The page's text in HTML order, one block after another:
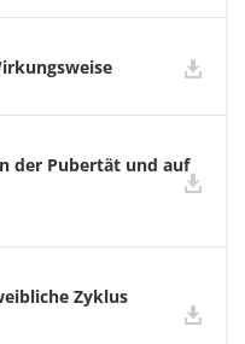
der Pubertät und auf
Zyklus